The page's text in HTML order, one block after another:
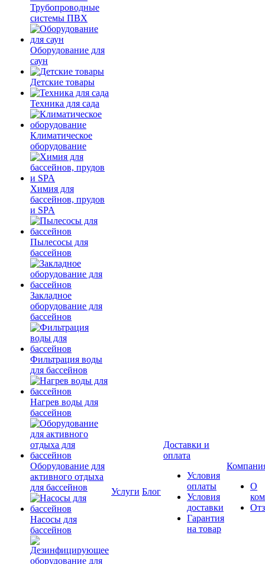
Трубопроводные
системы ПВХ
Оборудование для
саун
Детские товары
Техника для сада
Климатическое
оборудование
Химия для
бассейнов, прудов
и SPA
Пылесосы для
бассейнов
Закладное
оборудование для
бассейнов
Фильтрация воды
для бассейнов
Нагрев воды для
бассейнов
Оборудование для
активного отдыха
для бассейнов
Насосы для
бассейнов
Услуги Блог
Доставки и
оплата
Условия
оплаты
Условия
доставки
Гарантия
на товар
О